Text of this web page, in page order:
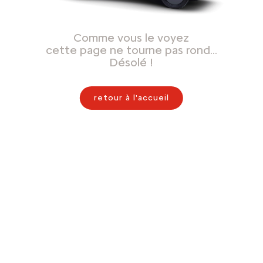
Comme vous le voyez
cette page ne tourne pas rond…
Désolé !
retour à l'accueil